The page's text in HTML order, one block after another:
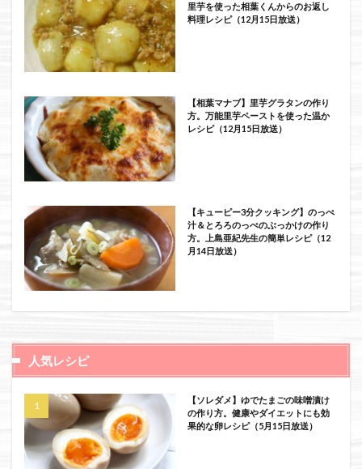
里芋を使った相葉くんからのお返し
料理レシピ（12月15日放送）
【相葉マナブ】里芋グラタンの作り
方。万能里芋ペーストを使った温か
レシピ（12月15日放送）
【キューピー3分クッキング】のっぺ
汁＆とろろのっぺのぶっかけの作り
方。上島亜紀先生の簡単レシピ（12
月14日放送）
人気レシピ
【ソレダメ】ゆでたまごの味噌漬け
の作り方。健康やダイエットにも効
果的な卵レシピ（5月15日放送）